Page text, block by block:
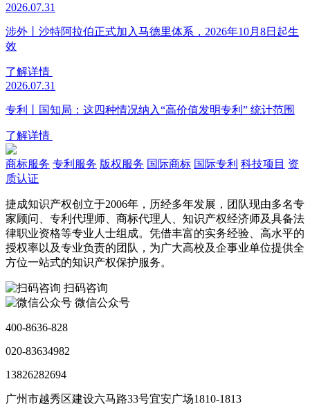
2026.07.31
涉外丨沙特阿拉伯正式加入马德里体系，2026年10月8日起生
效
了解详情
2026.07.31
专利丨国知局：这四种情况纳入“高价值发明专利” 统计范围
了解详情
商标服务 专利服务 版权服务 国际商标 国际专利 科技项目 资
质认证
捷成知识产权创立于2006年，历经多年发展，团队现由多名专
家顾问、专利代理师、商标代理人、知识产权经济师及具备法
律职业资格等专业人士组成。凭借丰富的实务经验、高水平的
授权率以及专业负责的团队，为广大高校及企事业单位提供全
方位一站式的知识产权保护服务。
扫码咨询
微信公众号
400-8636-828
020-83634982
13826282694
广州市越秀区建设六马路33号宜安广场1810-1813